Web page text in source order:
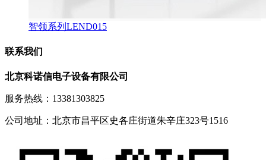
智领系列LEND015
联系我们
北京科诺信电子设备有限公司
服务热线：13381303825
公司地址：北京市昌平区史各庄街道朱辛庄323号1516